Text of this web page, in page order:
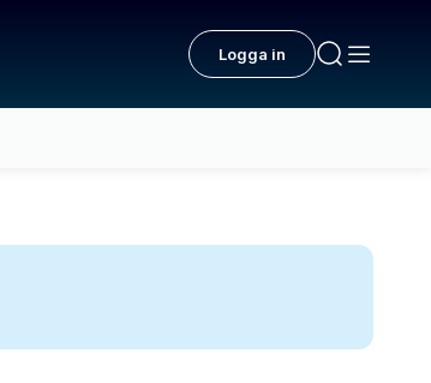
Logga in